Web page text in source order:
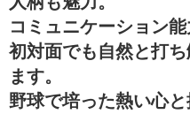
コミュニケーション能
初対面でも自然と打
ます。
野球で培った熱い心と